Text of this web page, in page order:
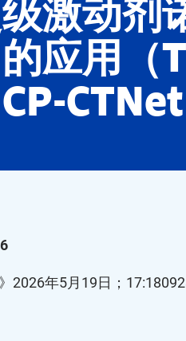
激动
应用（
2026年5月19日；